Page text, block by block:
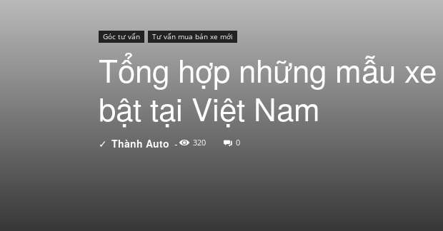
Góc tư vấn Tư vấn mua bán xe mới
Tổng hợp những mẫu
bật tại Việt Nam
✓ Thành Auto - 320 0